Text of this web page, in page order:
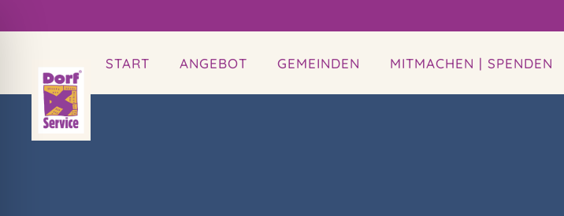
START ANGEBOT GEMEINDEN MITMACHEN | SPENDEN